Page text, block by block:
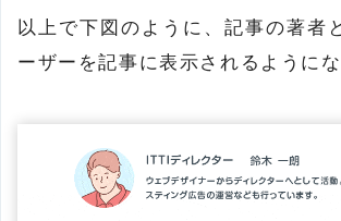
以上で下図のように、記事の著者
ーザーを記事に表示されるようにな